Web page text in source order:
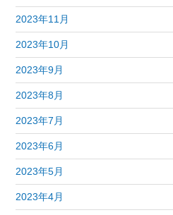
2023年11月
2023年10月
2023年9月
2023年8月
2023年7月
2023年6月
2023年5月
2023年4月